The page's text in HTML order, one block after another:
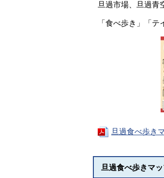
旦過市場、旦過青
「食べ歩き」「
旦過食べ歩き
旦過食べ歩きマッ